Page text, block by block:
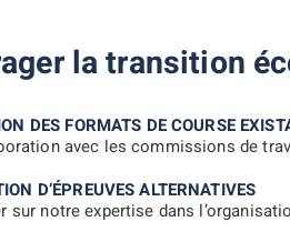
la transition
DES FORMATS DE COURSE
avec les commissions de
D’ÉPREUVES ALTERNATIVES
sur notre expertise dans